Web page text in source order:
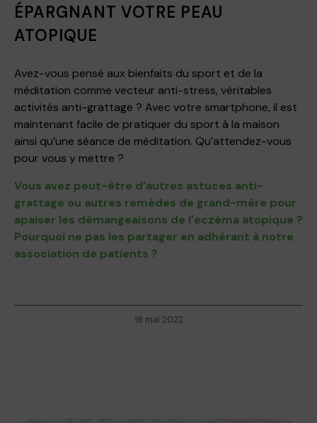
ÉPARGNANT VOTRE PEAU
ATOPIQUE
Avez-vous pensé aux bienfaits du sport et de la
méditation comme vecteur anti-stress, véritables
activités anti-grattage ? Avec votre smartphone, il est
maintenant facile de pratiquer du sport à la maison
ainsi qu’une séance de méditation. Qu’attendez-vous
pour vous y mettre ?
Vous avez peut-être d’autres astuces anti-
grattage ou autres remèdes de grand-mère pour
apaiser les démangeaisons de l’eczéma atopique ?
Pourquoi ne pas les partager en adhérant à notre
association de patients ?
16 mai 2022